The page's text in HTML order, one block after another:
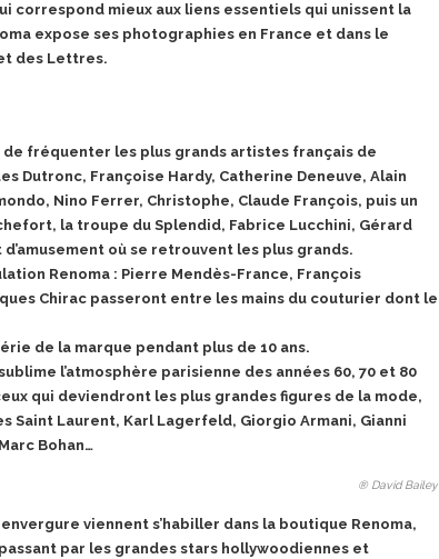
correspond mieux aux liens essentiels qui unissent la
expose ses photographies en France et dans le
des Lettres.
fréquenter les plus grands artistes français de
Dutronc, Françoise Hardy, Catherine Deneuve, Alain
Nino Ferrer, Christophe, Claude François, puis un
la troupe du Splendid, Fabrice Lucchini, Gérard
où se retrouvent les plus grands.
Renoma : Pierre Mendès-France, François
Chirac passeront entre les mains du couturier dont le
de la marque pendant plus de 10 ans.
l’atmosphère parisienne des années 60, 70 et 80
qui deviendront les plus grandes figures de la mode,
Saint Laurent, Karl Lagerfeld, Giorgio Armani, Gianni
Bohan…
® David Bailey
viennent s’habiller dans la boutique Renoma,
par les grandes stars hollywoodiennes et